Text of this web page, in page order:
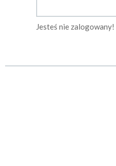
Jesteś nie zalogowany!